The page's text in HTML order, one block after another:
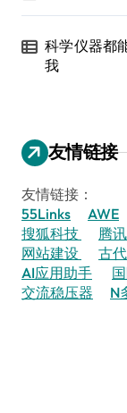
科学仪器都
我
友情链接
友情链接：
55Links
AWE
搜狐科技
腾
网站建设
古
AI应用助手
交流稳压器
N